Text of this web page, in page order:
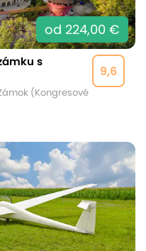
od 224,00 €
9,6
s
(Kongresové